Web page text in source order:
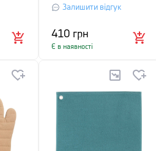
см, жовтий
Залишити відгук
410 грн
Є в наявності